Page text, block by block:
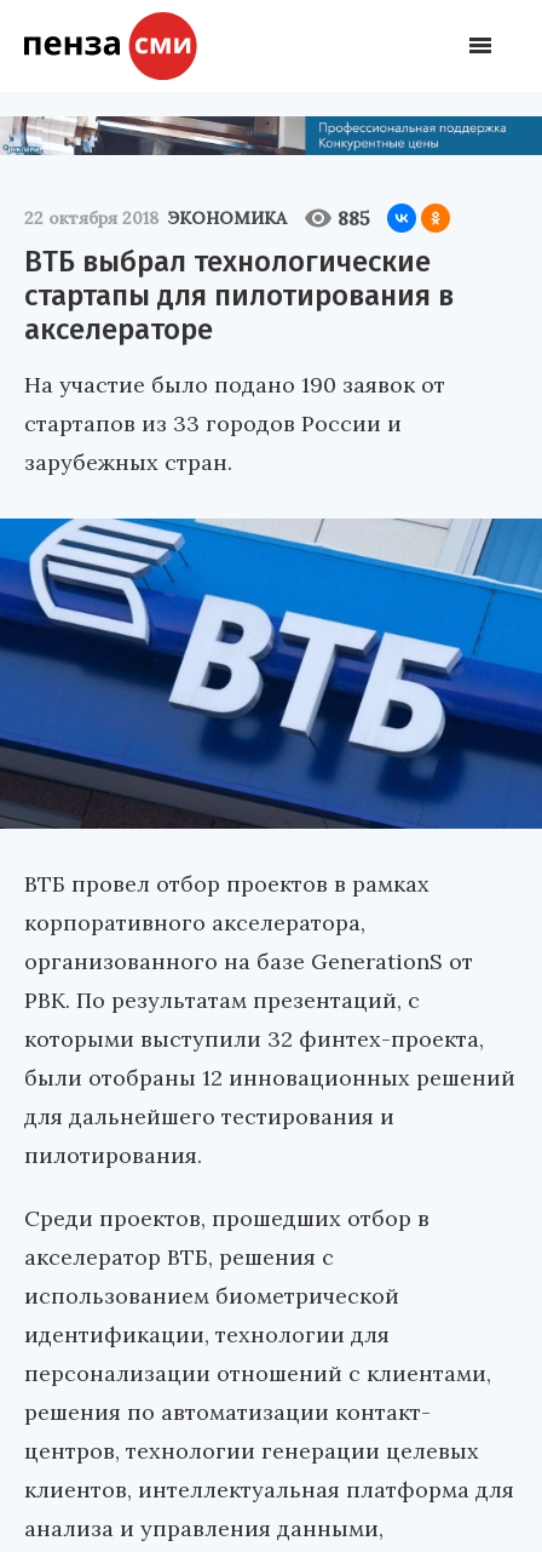
22 октября 2018 ЭКОНОМИКА 885
ВТБ выбрал технологические
стартапы для пилотирования в
акселераторе
На участие было подано 190 заявок от
стартапов из 33 городов России и
зарубежных стран.
ВТБ провел отбор проектов в рамках
корпоративного акселератора,
организованного на базе GenerationS от
РВК. По результатам презентаций, с
которыми выступили 32 финтех-проекта,
были отобраны 12 инновационных решений
для дальнейшего тестирования и
пилотирования.
Среди проектов, прошедших отбор в
акселератор ВТБ, решения с
использованием биометрической
идентификации, технологии для
персонализации отношений с клиентами,
решения по автоматизации контакт-
центров, технологии генерации целевых
клиентов, интеллектуальная платформа для
анализа и управления данными,